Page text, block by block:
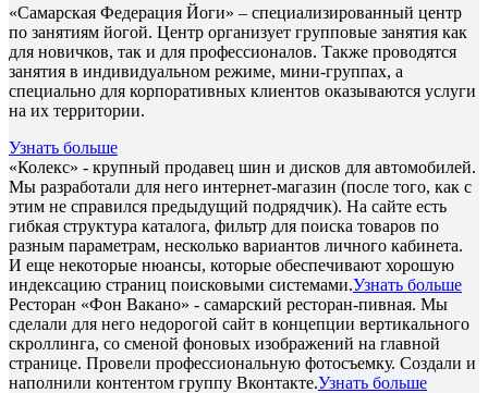
«Самарская Федерация Йоги» – специализированный центр
по занятиям йогой. Центр организует групповые занятия как
для новичков, так и для профессионалов. Также проводятся
занятия в индивидуальном режиме, мини-группах, а
специально для корпоративных клиентов оказываются услуги
на их территории.
Узнать больше
«Колекс» - крупный продавец шин и дисков для автомобилей.
Мы разработали для него интернет-магазин (после того, как с
этим не справился предыдущий подрядчик). На сайте есть
гибкая структура каталога, фильтр для поиска товаров по
разным параметрам, несколько вариантов личного кабинета.
И еще некоторые нюансы, которые обеспечивают хорошую
индексацию страниц поисковыми системами.Узнать больше
Ресторан «Фон Вакано» - самарский ресторан-пивная. Мы
сделали для него недорогой сайт в концепции вертикального
скроллинга, со сменой фоновых изображений на главной
странице. Провели профессиональную фотосъемку. Создали и
наполнили контентом группу Вконтакте.Узнать больше